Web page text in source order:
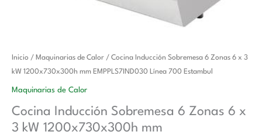
Inicio / Maquinarias de Calor / Cocina Inducción Sobremesa 6 Zonas 6 x 3
kW 1200x730x300h mm EMPPLS7IND030 Línea 700 Estambul
Maquinarias de Calor
Cocina Inducción Sobremesa 6 Zonas 6 x
3 kW 1200x730x300h mm
El
precio
original
4.443,00 €.
El
precio
2.732,00 €.
Cocina
Inducción
Sobremesa
Zonas
6